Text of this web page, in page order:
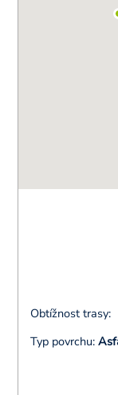
Obtížnost trasy:
Typ povrchu: